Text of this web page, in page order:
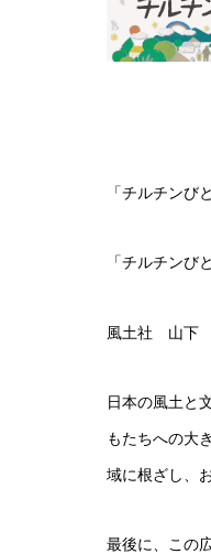
「チルチンび
「チルチンび
風土社 山下
日本の風土と
もたちへの大
域に根ざし、
最後に、この